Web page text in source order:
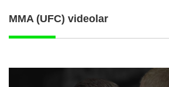
MMA (UFC) videolar